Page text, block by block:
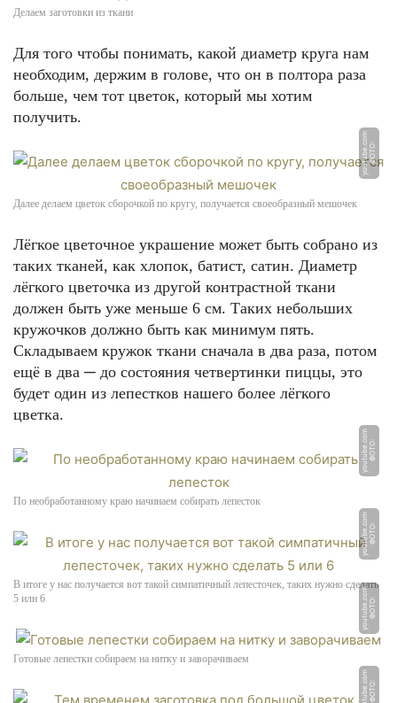
Делаем заготовки из ткани
Для того чтобы понимать, какой диаметр круга нам
необходим, держим в голове, что он в полтора раза
больше, чем тот цветок, который мы хотим
получить.
Ф
О
Т
О:
y
o
u
t
u
b
e.
c
o
m
Далее делаем цветок сборочкой по кругу, получается своеобразный мешочек
Лёгкое цветочное украшение может быть собрано из
таких тканей, как хлопок, батист, сатин. Диаметр
лёгкого цветочка из другой контрастной ткани
должен быть уже меньше 6 см. Таких небольших
кружочков должно быть как минимум пять.
Складываем кружок ткани сначала в два раза, потом
ещё в два ─ до состояния четвертинки пиццы, это
будет один из лепестков нашего более лёгкого
цветка.
Ф
О
Т
О:
y
o
u
t
u
b
e.
c
o
m
По необработанному краю начинаем собирать лепесток
Ф
О
Т
О:
y
o
u
t
u
b
e.
c
o
m
В итоге у нас получается вот такой симпатичный лепесточек, таких нужно сделать
5 или 6
Ф
О
Т
О:
y
o
u
t
u
b
e.
c
o
m
Готовые лепестки собираем на нитку и заворачиваем
Ф
О
Т
О:
y
o
u
t
u
b
e.
c
o
m